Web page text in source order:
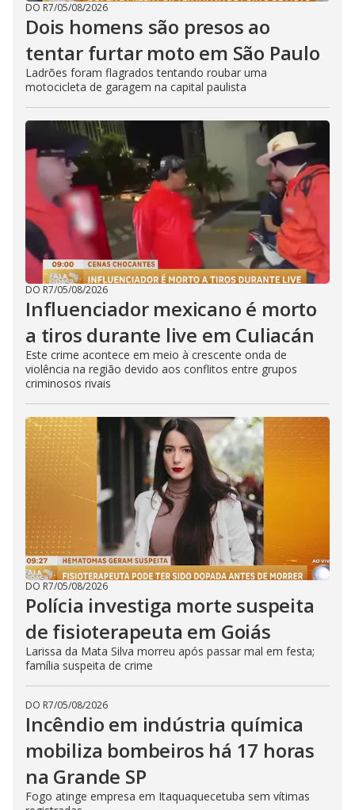
DO R7/05/08/2026
Dois homens são presos ao
tentar furtar moto em São Paulo
Ladrões foram flagrados tentando roubar uma
motocicleta de garagem na capital paulista
DO R7/05/08/2026
Influenciador mexicano é morto
a tiros durante live em Culiacán
Este crime acontece em meio à crescente onda de
violência na região devido aos conflitos entre grupos
criminosos rivais
DO R7/05/08/2026
Polícia investiga morte suspeita
de fisioterapeuta em Goiás
Larissa da Mata Silva morreu após passar mal em festa;
família suspeita de crime
DO R7/05/08/2026
Incêndio em indústria química
mobiliza bombeiros há 17 horas
na Grande SP
Fogo atinge empresa em Itaquaquecetuba sem vítimas